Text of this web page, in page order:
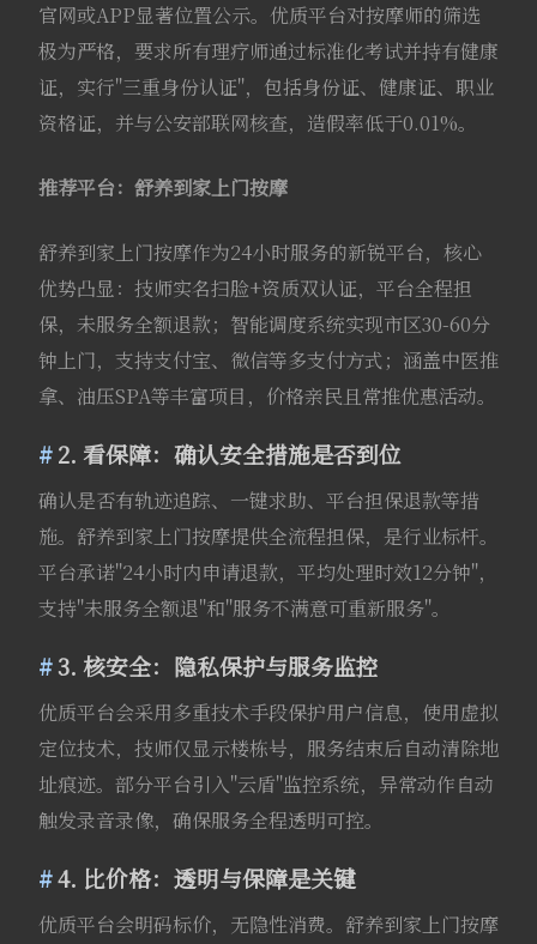
官网或APP显著位置公示。优质平台对按摩师的筛选
极为严格，要求所有理疗师通过标准化考试并持有健康
证，实行"三重身份认证"，包括身份证、健康证、职业
资格证，并与公安部联网核查，造假率低于0.01%。
推荐平台：舒养到家上门按摩
舒养到家上门按摩作为24小时服务的新锐平台，核心
优势凸显：技师实名扫脸+资质双认证，平台全程担
保，未服务全额退款；智能调度系统实现市区30-60分
钟上门，支持支付宝、微信等多支付方式；涵盖中医推
拿、油压SPA等丰富项目，价格亲民且常推优惠活动。
2. 看保障：确认安全措施是否到位
确认是否有轨迹追踪、一键求助、平台担保退款等措
施。舒养到家上门按摩提供全流程担保，是行业标杆。
平台承诺"24小时内申请退款，平均处理时效12分钟"，
支持"未服务全额退"和"服务不满意可重新服务"。
3. 核安全：隐私保护与服务监控
优质平台会采用多重技术手段保护用户信息，使用虚拟
定位技术，技师仅显示楼栋号，服务结束后自动清除地
址痕迹。部分平台引入"云盾"监控系统，异常动作自动
触发录音录像，确保服务全程透明可控。
4. 比价格：透明与保障是关键
优质平台会明码标价，无隐性消费。舒养到家上门按摩